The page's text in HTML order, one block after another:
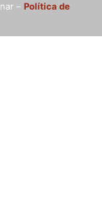
– Política de